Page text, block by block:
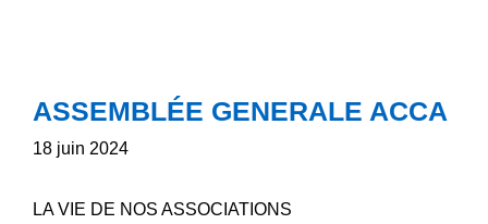
ASSEMBLÉE GENERALE ACCA
18 juin 2024
LA VIE DE NOS ASSOCIATIONS